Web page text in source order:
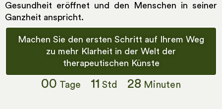
Gesundheit eröffnet und den Menschen in seiner
Ganzheit anspricht.
Machen Sie den ersten Schritt auf Ihrem Weg
zu mehr Klarheit in der Welt der
therapeutischen Künste
00 Tage 11 Std 28 Minuten